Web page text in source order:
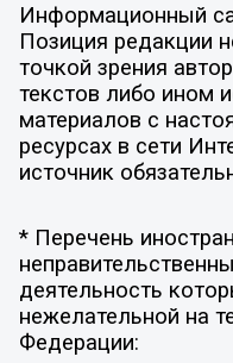
Информационный
Позиция редакции
точкой зрения
текстов либо ином
материалов с
ресурсах в сети
источник
* Перечень
деятельность
нежелательной на
Федерации: